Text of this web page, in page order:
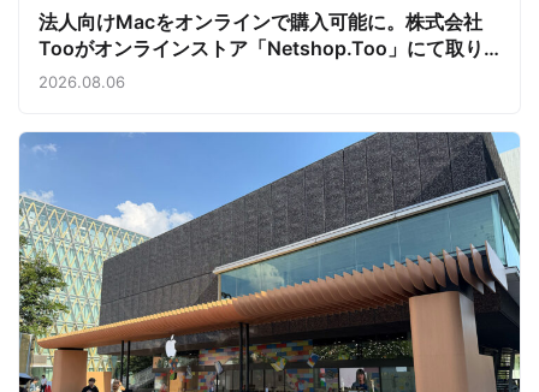
法人向けMacをオンラインで購入可能に。株式会社
Tooがオンラインストア「Netshop.Too」にて取り
扱いをスタート。デバイス調達の手間を減らし、スピ
2026.08.06